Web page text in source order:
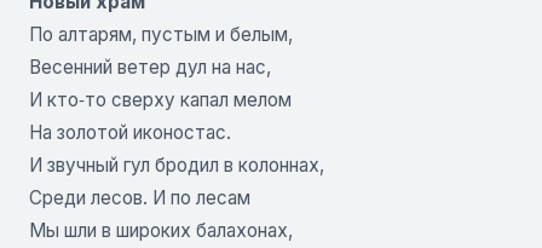
По алтарям, пустым и белым,
Весенний ветер дул на нас,
И кто‑то сверху капал мелом
На золотой иконостас.
И звучный гул бродил в колоннах,
Среди лесов. И по лесам
Мы шли в широких балахонах,